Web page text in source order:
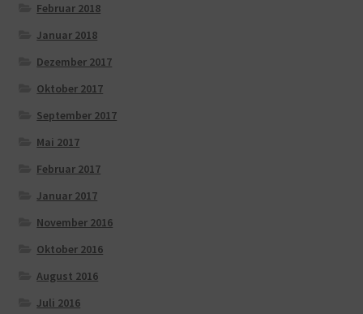
Februar 2018
Januar 2018
Dezember 2017
Oktober 2017
September 2017
Mai 2017
Februar 2017
Januar 2017
November 2016
Oktober 2016
August 2016
Juli 2016